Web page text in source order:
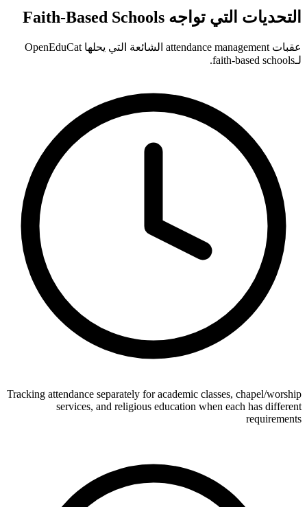
التحديات التي تواجه Faith-Based Schools
عقبات attendance management الشائعة التي يحلها OpenEduCat
لـfaith-based schools.
Tracking attendance separately for academic classes, chapel/worship
services, and religious education when each has different
requirements